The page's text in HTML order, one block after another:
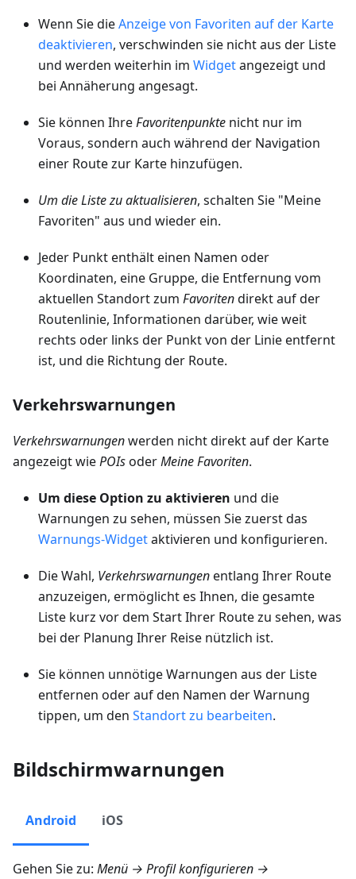
Wenn Sie dieAnzeige von Favoriten auf der Karte
deaktivieren, verschwinden sie nicht aus der Liste
und werden weiterhin im Widgetangezeigt und
bei Annäherung angesagt.
Sie können IhreFavoritenpunkte nicht nur im
Voraus, sondern auch während der Navigation
einer Route zur Karte hinzufügen.
Um die Liste zu aktualisieren, schalten Sie "Meine
Favoriten" aus und wieder ein.
Jeder Punkt enthält einen Namen oder
Koordinaten, eine Gruppe, die Entfernung vom
aktuellen Standort zum Favoritendirekt auf der
Routenlinie, Informationen darüber, wie weit
rechts oder links der Punkt von der Linie entfernt
ist, und die Richtung der Route.
Verkehrswarnungen
Verkehrswarnungenwerden nicht direkt auf der Karte
angezeigt wiePOIsoderMeine Favoriten.
Um diese Option zu aktivieren und die
Warnungen zu sehen, müssen Sie zuerst das
Warnungs-Widgetaktivieren und konfigurieren.
Die Wahl, Verkehrswarnungenentlang Ihrer Route
anzuzeigen, ermöglicht es Ihnen, die gesamte
Liste kurz vor dem Start Ihrer Route zu sehen, was
bei der Planung Ihrer Reise nützlich ist.
Sie können unnötige Warnungen aus der Liste
entfernen oder auf den Namen der Warnung
tippen, um den Standort zu bearbeiten.
Bildschirmwarnungen
Android iOS
Gehen Sie zu: Menü → Profil konfigurieren →